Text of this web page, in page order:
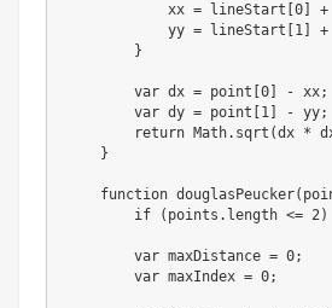
            xx
= lineStart 0 +
            yy
= lineStart 1 +
}
var dx = point 0 - xx;
var dy = point 1 - yy;
return Math. sqrt (dx *
}
function douglasPeucker(
if
( points . length <= 2)
var maxDistance = 0;
var maxIndex = 0;